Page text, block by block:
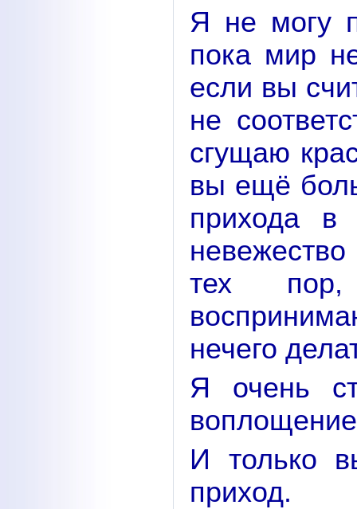
Я не могу
пока мир
если вы
не
сгущаю
вы ещё
прихода
тех
нечего
Я очень
И только
приход.